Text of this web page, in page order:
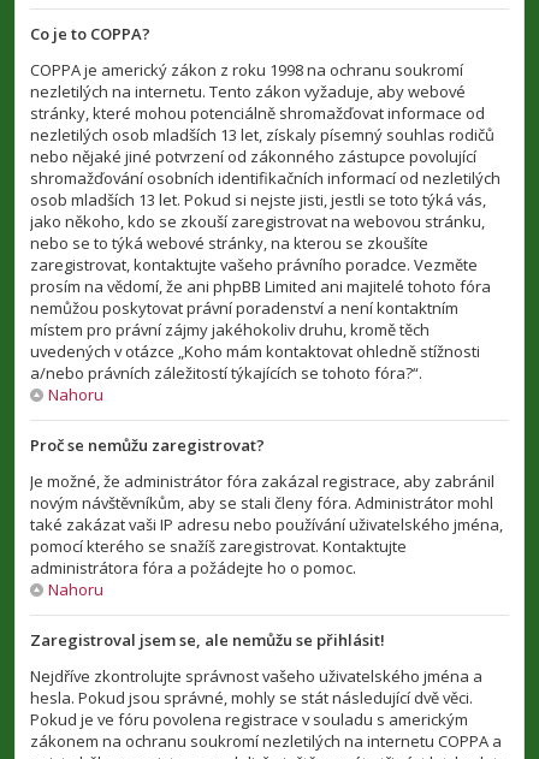
Co je to COPPA?
COPPA je americký zákon z roku 1998 na ochranu soukromí
nezletilých na internetu. Tento zákon vyžaduje, aby webové
stránky, které mohou potenciálně shromažďovat informace od
nezletilých osob mladších 13 let, získaly písemný souhlas rodičů
nebo nějaké jiné potvrzení od zákonného zástupce povolující
shromažďování osobních identifikačních informací od nezletilých
osob mladších 13 let. Pokud si nejste jisti, jestli se toto týká vás,
jako někoho, kdo se zkouší zaregistrovat na webovou stránku,
nebo se to týká webové stránky, na kterou se zkoušíte
zaregistrovat, kontaktujte vašeho právního poradce. Vezměte
prosím na vědomí, že ani phpBB Limited ani majitelé tohoto fóra
nemůžou poskytovat právní poradenství a není kontaktním
místem pro právní zájmy jakéhokoliv druhu, kromě těch
uvedených v otázce „Koho mám kontaktovat ohledně stížnosti
a/nebo právních záležitostí týkajících se tohoto fóra?“.
Nahoru
Proč se nemůžu zaregistrovat?
Je možné, že administrátor fóra zakázal registrace, aby zabránil
novým návštěvníkům, aby se stali členy fóra. Administrátor mohl
také zakázat vaši IP adresu nebo používání uživatelského jména,
pomocí kterého se snažíš zaregistrovat. Kontaktujte
administrátora fóra a požádejte ho o pomoc.
Nahoru
Zaregistroval jsem se, ale nemůžu se přihlásit!
Nejdříve zkontrolujte správnost vašeho uživatelského jména a
hesla. Pokud jsou správné, mohly se stát následující dvě věci.
Pokud je ve fóru povolena registrace v souladu s americkým
zákonem na ochranu soukromí nezletilých na internetu COPPA a